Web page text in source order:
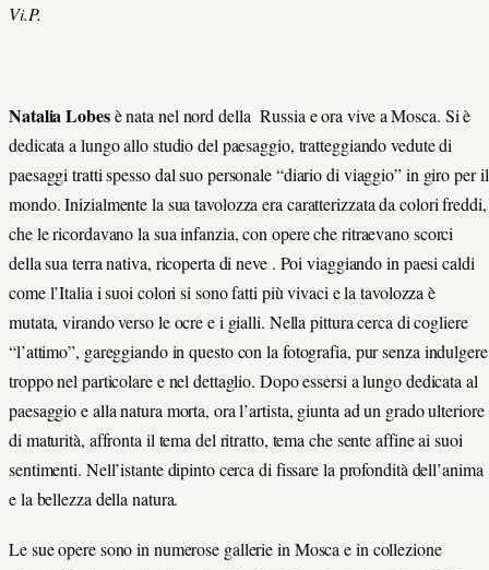
Vi.P.
Natalia Lobesè nata nel nord della Russia e ora vive a Mosca. Si è
dedicata a lungo allo studio del paesaggio, tratteggiando vedute di
paesaggi tratti spesso dal suo personale “diario di viaggio” in giro per il
mondo. Inizialmente la sua tavolozza era caratterizzata da colori freddi,
che le ricordavano la sua infanzia, con opere che ritraevano scorci
della sua terra nativa, ricoperta di neve . Poi viaggiando in paesi caldi
come l’Italia i suoi colori si sono fatti più vivaci e la tavolozza è
mutata, virando verso le ocre e i gialli. Nella pittura cerca di cogliere
“l’attimo”, gareggiando in questo con la fotografia, pur senza indulgere
troppo nel particolare e nel dettaglio. Dopo essersi a lungo dedicata al
paesaggio e alla natura morta, ora l’artista, giunta ad un grado ulteriore
di maturità, affronta il tema del ritratto, tema che sente affine ai suoi
sentimenti. Nell’istante dipinto cerca di fissare la profondità dell’anima
e la bellezza della natura.
Le sue opere sono in numerose gallerie in Mosca e in collezione